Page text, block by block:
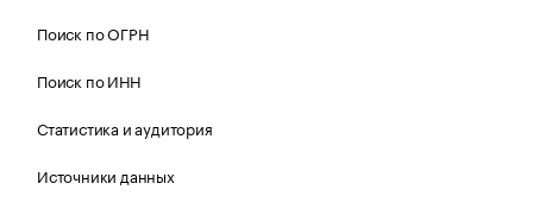
Поиск по ОГРН
Поиск по ИНН
Статистика и аудитория
Источники данных